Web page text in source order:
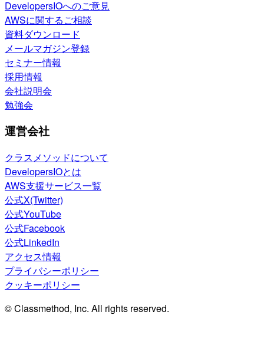
DevelopersIOへのご意見
AWSに関するご相談
資料ダウンロード
メールマガジン登録
セミナー情報
採用情報
会社説明会
勉強会
運営会社
クラスメソッドについて
DevelopersIOとは
AWS支援サービス一覧
公式X(Twitter)
公式YouTube
公式Facebook
公式LinkedIn
アクセス情報
プライバシーポリシー
クッキーポリシー
© Classmethod, Inc. All rights reserved.